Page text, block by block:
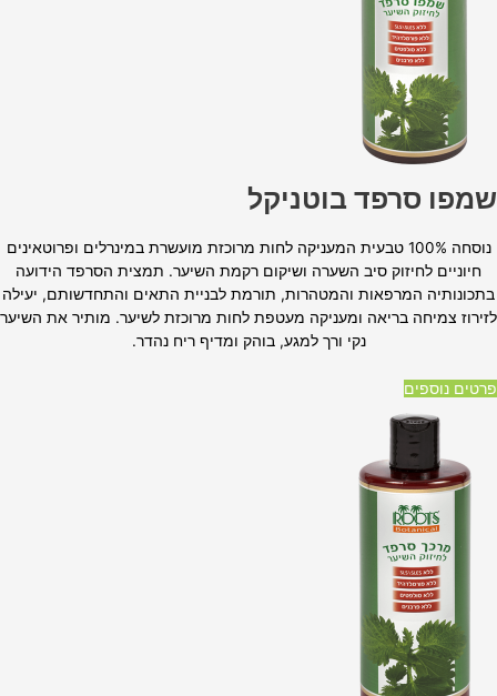
שמפו סרפד בוטניקל
נוסחה 100% טבעית המעניקה לחות מרוכזת מועשרת במינרלים ופרוטאינים
חיוניים לחיזוק סיב השערה ושיקום רקמת השיער. תמצית הסרפד הידועה
בתכונותיה המרפאות והמטהרות, תורמת לבניית התאים והתחדשותם, יעילה
לזירוז צמיחה בריאה ומעניקה מעטפת לחות מרוכזת לשיער. מותיר את השיער
נקי ורך למגע, בוהק ומדיף ריח נהדר.
פרטים נוספים